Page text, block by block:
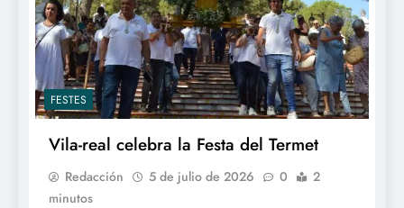
FESTES
Vila-real celebra la Festa del Termet
Redacción 5 de julio de 2026 0
2
minutos